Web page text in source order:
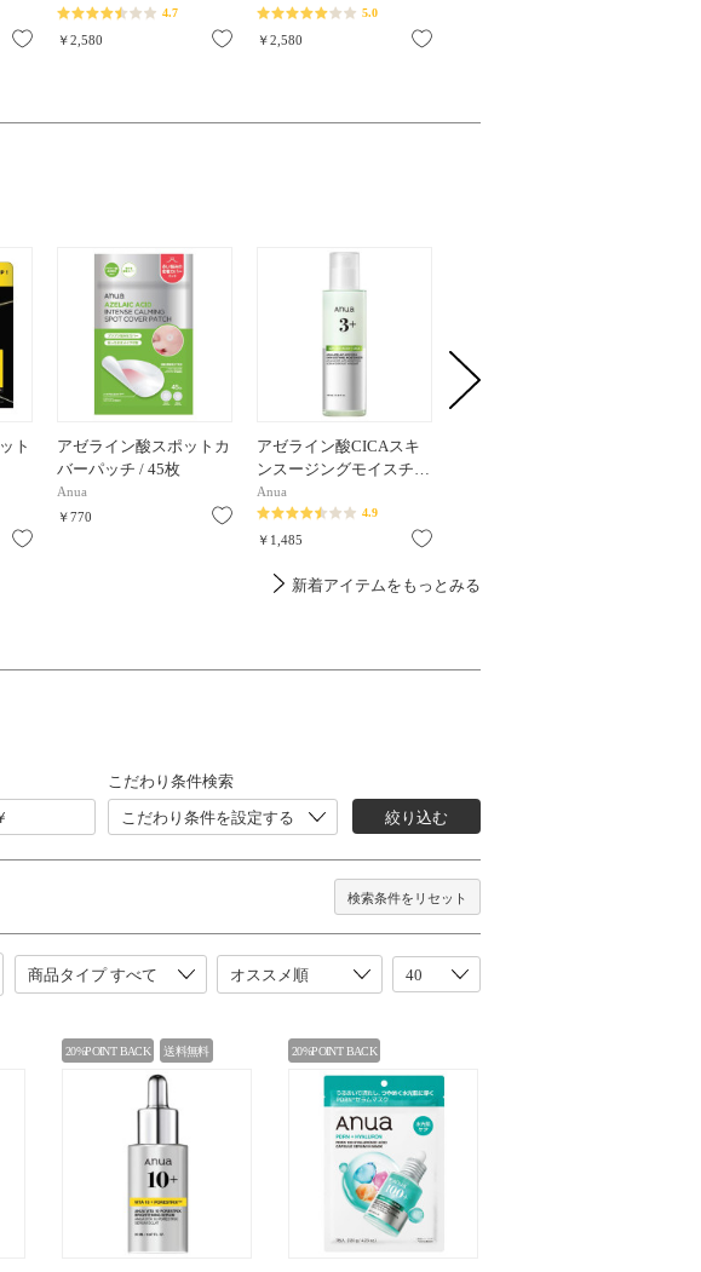
お気に入り
4.7
￥2,580 お気に入り
5.0
￥2,580
ト
アゼライン酸スポットカ
バーパッチ / 45枚
Anua
￥770
お気に入り
アゼライン酸CICAスキ
ンスージングモイスチ…
Anua
4.9
￥1,485
新着アイテムをもっとみる
こだわり条件検索
こだわり条件を設定する
絞り込む
検索条件をリセット
20%POINT BACK 送料無料 20%POINT BACK